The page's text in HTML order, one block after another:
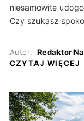
niesamowite
Czy szukasz
Autor: Redaktor
CZYTAJ WIĘCEJ